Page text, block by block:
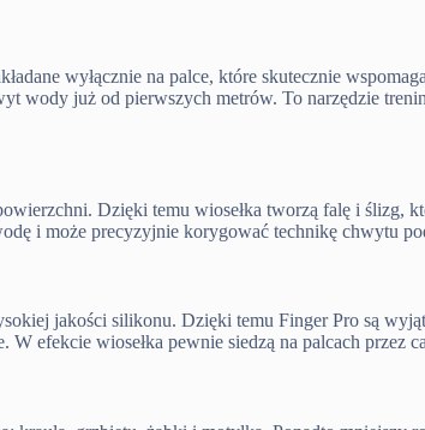
wyłącznie na palce, które skutecznie
wody już od pierwszych metrów. To narzędzie
Dzięki temu wiosełka tworzą falę i ślizg,
i może precyzyjnie korygować technikę chwytu
jakości silikonu. Dzięki temu Finger Pro są
efekcie wiosełka pewnie siedzą na palcach przez